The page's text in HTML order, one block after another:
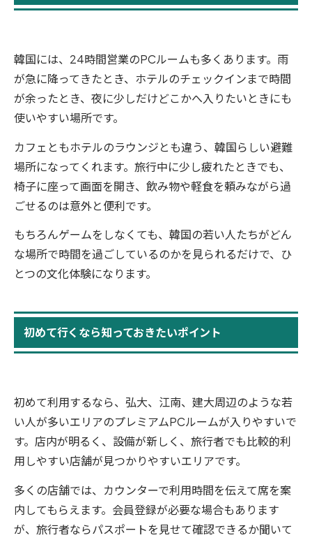
韓国には、24時間営業のPCルームも多くあります。雨
が急に降ってきたとき、ホテルのチェックインまで時間
が余ったとき、夜に少しだけどこかへ入りたいときにも
使いやすい場所です。
カフェともホテルのラウンジとも違う、韓国らしい避難
場所になってくれます。旅行中に少し疲れたときでも、
椅子に座って画面を開き、飲み物や軽食を頼みながら過
ごせるのは意外と便利です。
もちろんゲームをしなくても、韓国の若い人たちがどん
な場所で時間を過ごしているのかを見られるだけで、ひ
とつの文化体験になります。
初めて行くなら知っておきたいポイント
初めて利用するなら、弘大、江南、建大周辺のような若
い人が多いエリアのプレミアムPCルームが入りやすいで
す。店内が明るく、設備が新しく、旅行者でも比較的利
用しやすい店舗が見つかりやすいエリアです。
多くの店舗では、カウンターで利用時間を伝えて席を案
内してもらえます。会員登録が必要な場合もあります
が、旅行者ならパスポートを見せて確認できるか聞いて